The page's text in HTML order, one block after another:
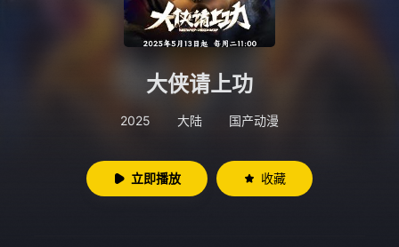
大侠请上功
2025 大陆 国产动漫
立即播放 收藏